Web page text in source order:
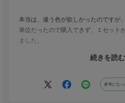
本当は、違う色が欲しかったのですが
単位だったので購入できず、１セット
ました。
もわかっていたので決めました。
したので)購入できると思うのですが
店に直接行って購入することは難しい
続きを読む
参考になっ